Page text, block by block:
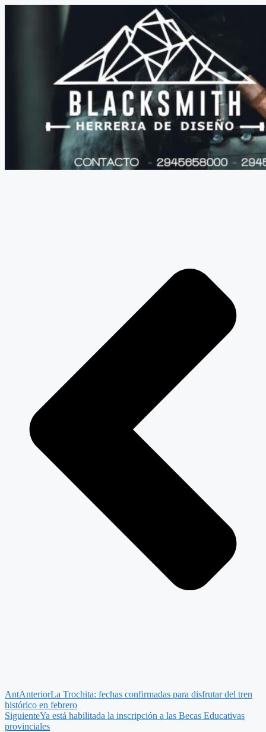
AntAnteriorLa Trochita: fechas confirmadas para disfrutar del tren
histórico en febrero
SiguienteYa está habilitada la inscripción a las Becas Educativas
provinciales